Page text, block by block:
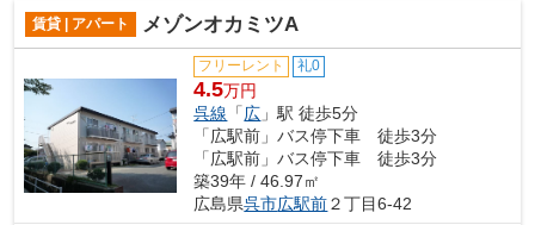
賃貸 | アパート メゾンオカミツA
フリーレント 礼0
4.5万円
呉線 「広 」駅 徒歩5分
「広駅前」バス停下車 徒歩3分
「広駅前」バス停下車 徒歩3分
築39年 / 46.97㎡
広島県呉市広駅前２丁目6-42